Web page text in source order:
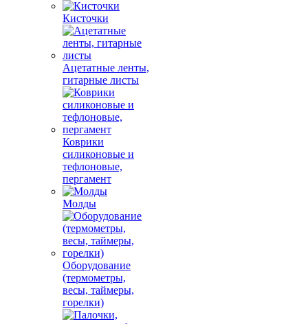
Кисточки
Ацетатные ленты,
гитарные листы
Коврики
силиконовые и
тефлоновые,
пергамент
Молды
Оборудование
(термометры,
весы, таймеры,
горелки)